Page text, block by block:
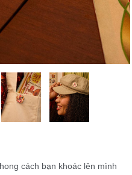
cách bạn khoác lên mình